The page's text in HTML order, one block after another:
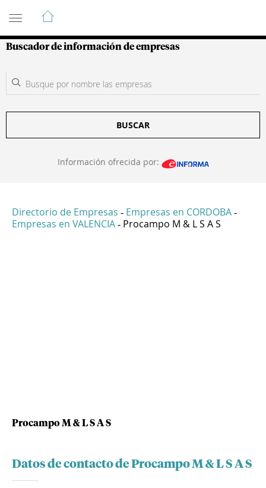
Guía de Empresas Colombianas
Buscador de información de empresas
BUSCAR
Información ofrecida por:
Directorio de Empresas - Empresas en CORDOBA -
Empresas en VALENCIA - Procampo M & L S A S
Procampo M & L S A S
Datos de contacto de Procampo M & L S A S